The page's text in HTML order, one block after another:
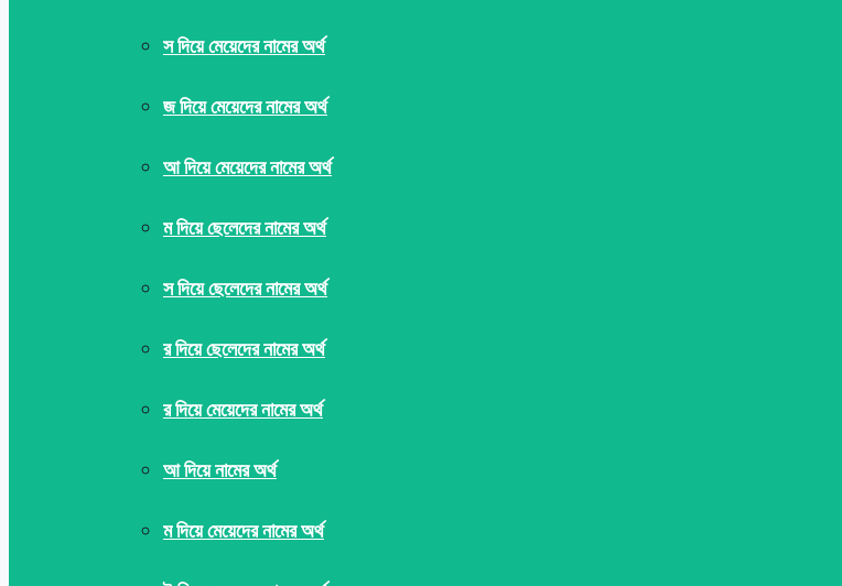
স দিয়ে মেয়েদের নামের অর্থ
জ দিয়ে মেয়েদের নামের অর্থ
আ দিয়ে মেয়েদের নামের অর্থ
ম দিয়ে ছেলেদের নামের অর্থ
স দিয়ে ছেলেদের নামের অর্থ
র দিয়ে ছেলেদের নামের অর্থ
র দিয়ে মেয়েদের নামের অর্থ
আ দিয়ে নামের অর্থ
ম দিয়ে মেয়েদের নামের অর্থ